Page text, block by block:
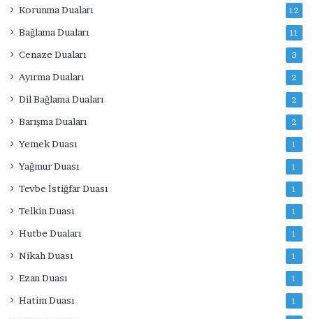
Korunma Duaları 12
Bağlama Duaları 11
Cenaze Duaları 3
Ayırma Duaları 2
Dil Bağlama Duaları 2
Barışma Duaları 2
Yemek Duası 1
Yağmur Duası 1
Tevbe İstiğfar Duası 1
Telkin Duası 1
Hutbe Duaları 1
Nikah Duası 1
Ezan Duası 1
Hatim Duası 1